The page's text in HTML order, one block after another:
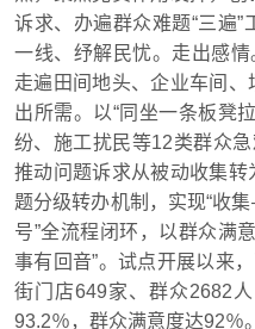
诉求、办遍群众难题“三遍
一线、纾解民忧。走出感情
走遍田间地头、企业车间
出所需。以“同坐一条板凳
纷、施工扰民等12类群众急
推动问题诉求从被动收集转
题分级转办机制，实现“
号”全流程闭环，以群众满
事有回音”。试点开展以来
街门店649家、群众2682
93.2％，群众满意度达92％。